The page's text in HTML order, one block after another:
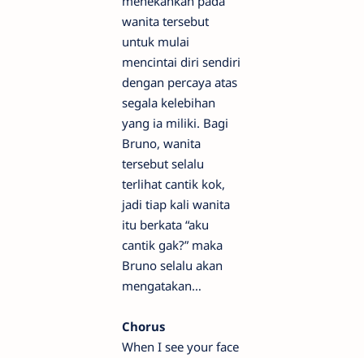
wanita tersebut
untuk mulai
mencintai diri sendiri
dengan percaya atas
segala kelebihan
yang ia miliki. Bagi
Bruno, wanita
tersebut selalu
terlihat cantik kok,
jadi tiap kali wanita
itu berkata “aku
cantik gak?” maka
Bruno selalu akan
mengatakan…
Chorus
When I see your face